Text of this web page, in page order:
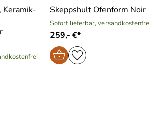
Keramik-
Skeppshult Ofenform Noir
Sofort lieferbar, versandkostenfrei
259,- €*